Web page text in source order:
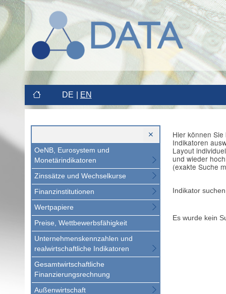
DE EN
OeNB, Eurosystem und
Monetärindikatoren
Zinssätze und Wechselkurse
Finanzinstitutionen
Wertpapiere
Preise, Wettbewerbsfähigkeit
Unternehmenskennzahlen und
realwirtschaftliche Indikatoren
Gesamtwirtschaftliche
Finanzierungsrechnung
Außenwirtschaft
Hier können
Indikatoren
Layout
und wieder
(exakte Suche
Indikator suchen
Es wurde kein